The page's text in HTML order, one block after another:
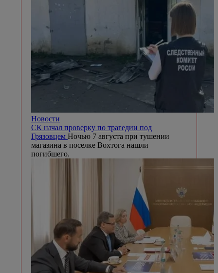
Новости
СК начал проверку по трагедии под
Грязовцем Ночью 7 августа при тушении
магазина в поселке Вохтога нашли
погибшего.